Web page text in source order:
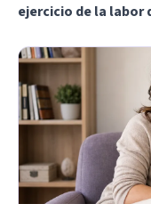
ejercicio de la labor